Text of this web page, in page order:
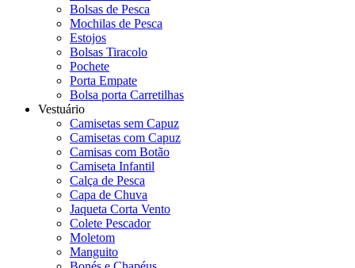
Bolsas de Pesca
Mochilas de Pesca
Estojos
Bolsas Tiracolo
Pochete
Porta Empate
Bolsa porta Carretilhas
Vestuário
Camisetas sem Capuz
Camisetas com Capuz
Camisas com Botão
Camiseta Infantil
Calça de Pesca
Capa de Chuva
Jaqueta Corta Vento
Colete Pescador
Moletom
Manguito